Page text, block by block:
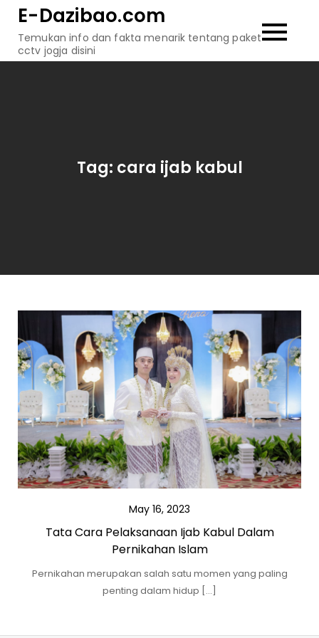
content
E-Dazibao.com
Temukan info dan fakta menarik tentang paket
cctv jogja disini
Tag: cara ijab kabul
May 16, 2023
Tata Cara Pelaksanaan Ijab Kabul Dalam
Pernikahan Islam
Pernikahan merupakan salah satu momen yang paling
penting dalam hidup […]